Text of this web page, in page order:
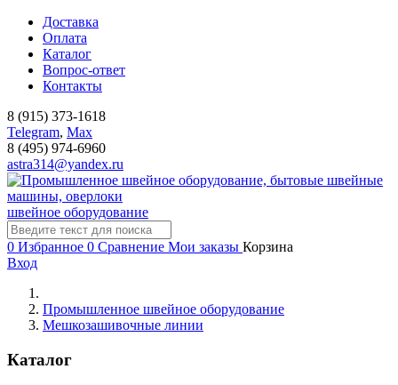
Доставка
Оплата
Каталог
Вопрос-ответ
Контакты
8 (915) 373-1618
Telegram, Мах
8 (495) 974-6960
astra314@yandex.ru
швейное оборудование
0 Избранное 0 Сравнение Мои заказы Корзина
Вход
Промышленное швейное оборудование
Мешкозашивочные линии
Каталог